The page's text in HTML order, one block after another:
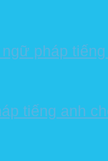
pháp
tiếng anh